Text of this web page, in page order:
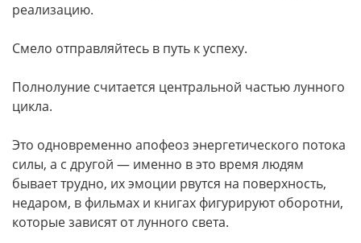
реализацию.
Смело отправляйтесь в путь к успеху.
Полнолуние считается центральной частью лунного
цикла.
Это одновременно апофеоз энергетического потока
силы, а с другой — именно в это время людям
бывает трудно, их эмоции рвутся на поверхность,
недаром, в фильмах и книгах фигурируют оборотни,
которые зависят от лунного света.